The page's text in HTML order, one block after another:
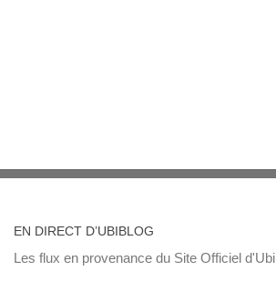
EN DIRECT D’UBIBLOG
Les flux en provenance du Site Officiel d'Ubi